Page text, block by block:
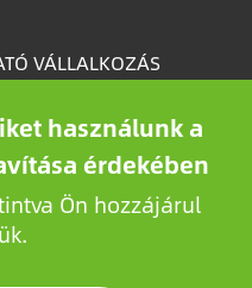
VÁLLALKOZÁS
fejlesztett speciális
egymillió magyar
válogatja le és
megbízhatóságuk
használunk a
érdekében
Ön hozzájárul